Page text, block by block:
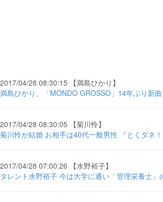
2017/04/28 08:30:15 【満島ひかり】
満島ひかり、「MONDO GROSSO」14年ぶり新
2017/04/28 08:30:05 【菊川怜】
菊川怜が結婚 お相手は40代一般男性 『とくダネ
2017/04/28 07:00:26 【水野裕子】
タレント水野裕子 今は大学に通い「管理栄養士」